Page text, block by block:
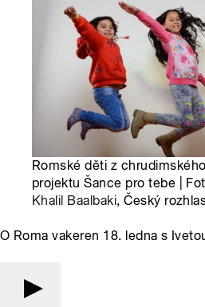
Romské děti z chrudimského
projektu Šance pro tebe |
Khalil Baalbaki, Český
O Roma vakeren 18. ledna s